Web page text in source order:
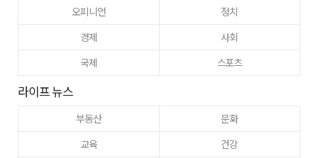
오피니언
정치
경제
사회
국제
스포츠
라이프 뉴스
부동산
문화
교육
건강